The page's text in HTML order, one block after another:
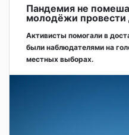
Пандемия не
молодёжи провести
Активисты помогали в
были наблюдателями на
местных выборах.